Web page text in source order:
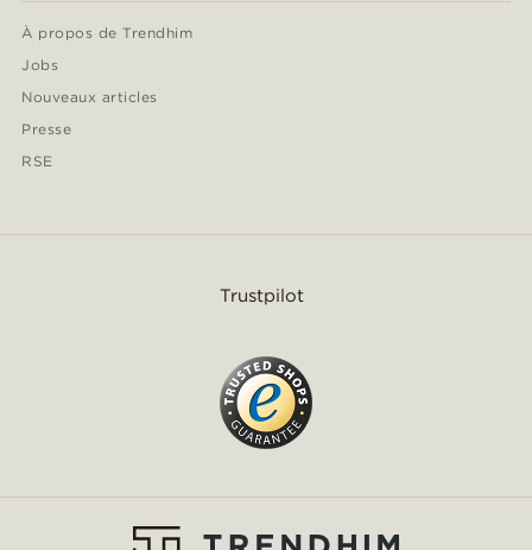
À propos de Trendhim
Jobs
Nouveaux articles
Presse
RSE
Trustpilot